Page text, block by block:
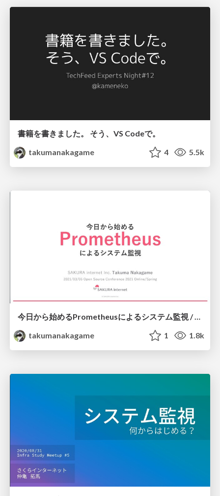
書籍を書きました。 そう、VS Codeで。
takumanakagame
4 5.5k
今日から始めるPrometheusによるシステム監視 / Starting system monitoring with Prometheus today
takumanakagame
1 1.8k